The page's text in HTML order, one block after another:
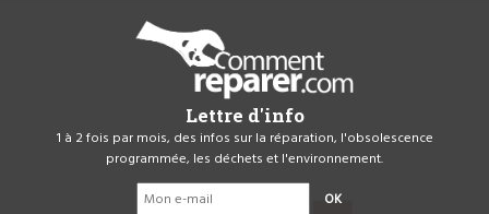
Lettre d'info
1 à 2 fois par mois, des infos sur la réparation, l'obsolescence
programmée, les déchets et l'environnement.
OK